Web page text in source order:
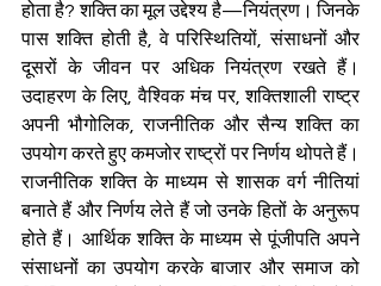
होता है? शक्ति का मूल उद्देश्य है—नियंत्रण। जिनके
पास शक्ति होती है, वे परिस्थितियों, संसाधनों और
दूसरों के जीवन पर अधिक नियंत्रण रखते हैं।
उदाहरण के लिए, वैश्विक मंच पर, शक्तिशाली राष्ट्र
अपनी भौगोलिक, राजनीतिक और सैन्य शक्ति का
उपयोग करते हुए कमजोर राष्ट्रों पर निर्णय थोपते हैं।
राजनीतिक शक्ति के माध्यम से शासक वर्ग नीतियां
बनाते हैं और निर्णय लेते हैं जो उनके हितों के अनुरूप
होते हैं। आर्थिक शक्ति के माध्यम से पूंजीपति अपने
संसाधनों का उपयोग करके बाजार और समाज को